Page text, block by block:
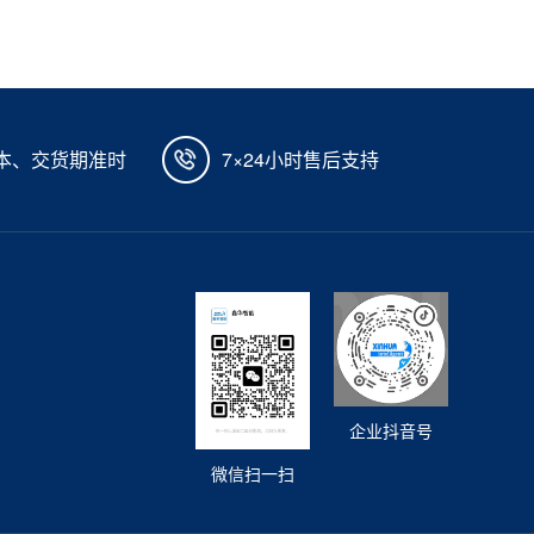
、交货期准时 7×24小时售后支持
企业抖音号
微信扫一扫